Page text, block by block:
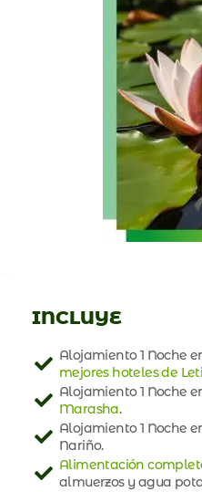
INCLUYE
Alojamiento 1 Noche
mejores hoteles de
Alojamiento 1 Noche
Marasha.
Alojamiento 1 Noche
Nariño.
Alimentación
almuerzos y agua